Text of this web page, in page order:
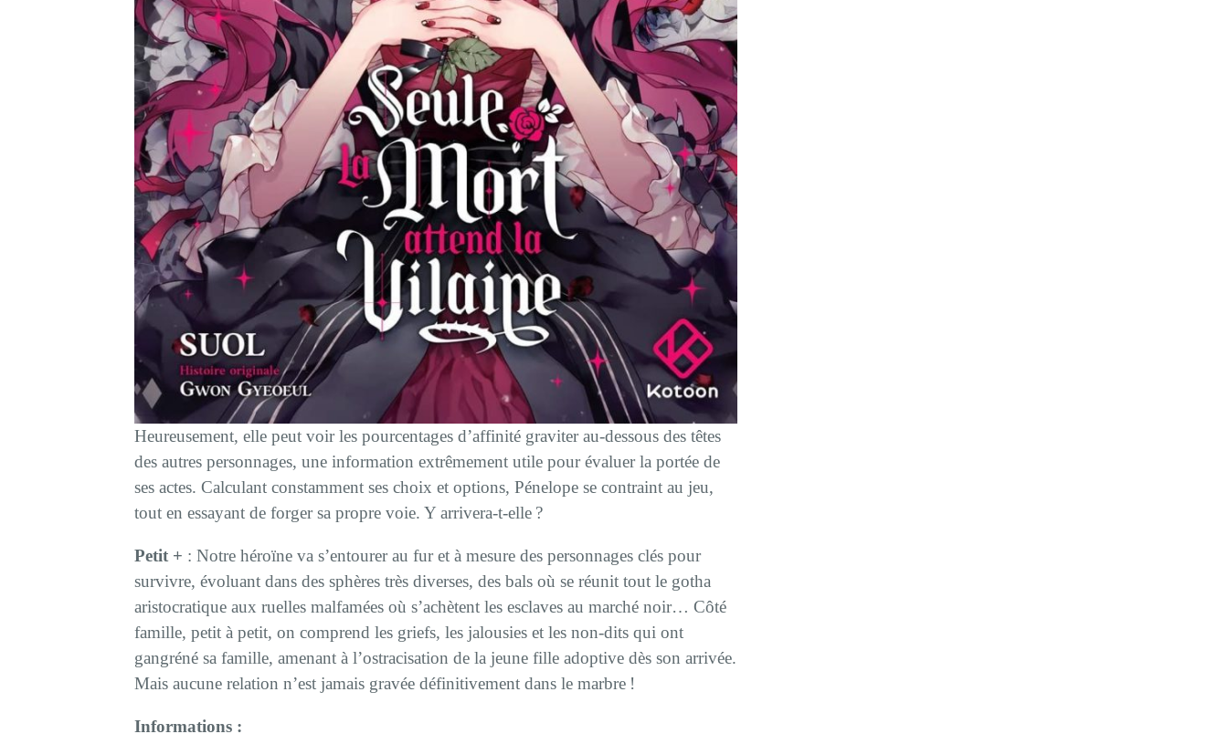
Heureusement, elle peut voir les pourcentages d’affinité graviter au-dessous des têtes
des autres personnages, une information extrêmement utile pour évaluer la portée de
ses actes. Calculant constamment ses choix et options, Pénelope se contraint au jeu,
tout en essayant de forger sa propre voie. Y arrivera-t-elle ?
Petit + : Notre héroïne va s’entourer au fur et à mesure des personnages clés pour
survivre, évoluant dans des sphères très diverses, des bals où se réunit tout le gotha
aristocratique aux ruelles malfamées où s’achètent les esclaves au marché noir… Côté
famille, petit à petit, on comprend les griefs, les jalousies et les non-dits qui ont
gangréné sa famille, amenant à l’ostracisation de la jeune fille adoptive dès son arrivée.
Mais aucune relation n’est jamais gravée définitivement dans le marbre !
Informations :